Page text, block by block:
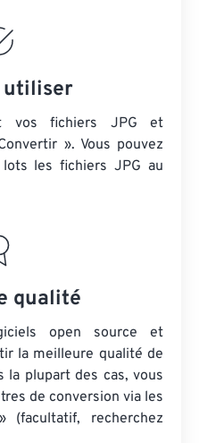
utiliser
vos fichiers JPG et
». Vous pouvez
les fichiers JPG au
qualité
open source et
la meilleure qualité de
la plupart des cas, vous
de conversion via les
(facultatif, recherchez